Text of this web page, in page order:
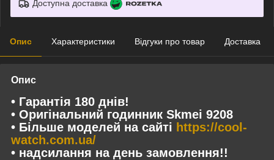
Доступна доставка
Опис Характеристики Відгуки про товар Доставка
Опис
• Гарантія 180 днів!
• Оригінальний годинник Skmei 9208
• Більше моделей на сайті https://cool-
watch.com.ua/
• надсилання на день замовлення!!